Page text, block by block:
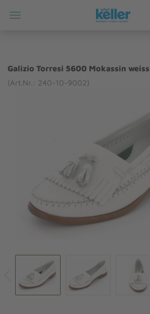
Galizio Torresi 5600 Mokassin weiss
(Art.Nr.: 240-10-9002)